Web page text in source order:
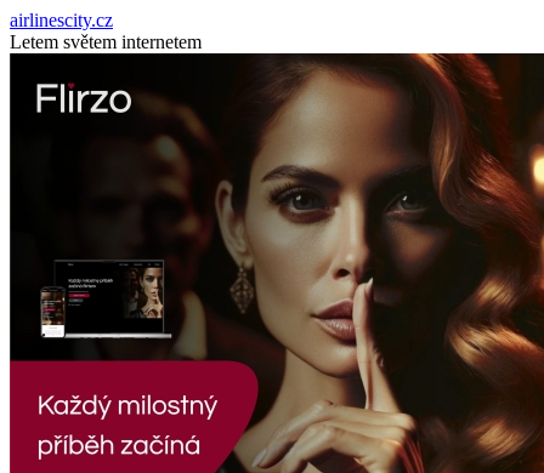
airlinescity.cz
Letem světem internetem